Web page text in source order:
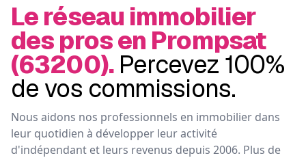
Le réseau immobilier
des pros en Prompsat
(63200). Percevez 100%
de vos commissions.
Nous aidons nos professionnels en immobilier dans
leur quotidien à développer leur activité
d'indépendant et leurs revenus depuis 2006. Plus de